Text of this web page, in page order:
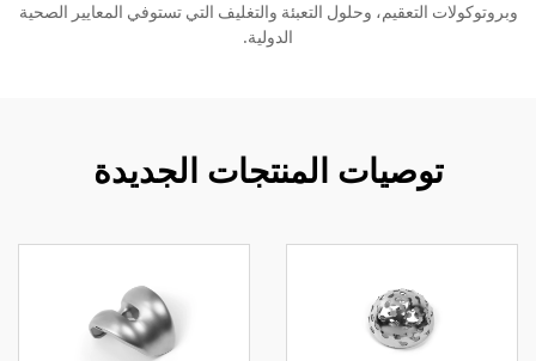
وبروتوكولات التعقيم، وحلول التعبئة والتغليف التي تستوفي المعايير الصحية
الدولية.
توصيات المنتجات الجديدة